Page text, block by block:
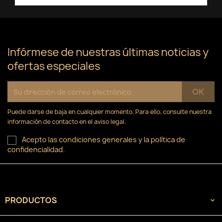
add_circle_outline Crear nueva lista
((cancelText))
Cancelar
Infórmese de nuestras últimas noticias y
ofertas especiales
Puede darse de baja en cualquier momento. Para ello, consulte nuestra
información de contacto en el aviso legal.
Acepto las condiciones generales y la política de
confidencialidad.
PRODUCTOS 